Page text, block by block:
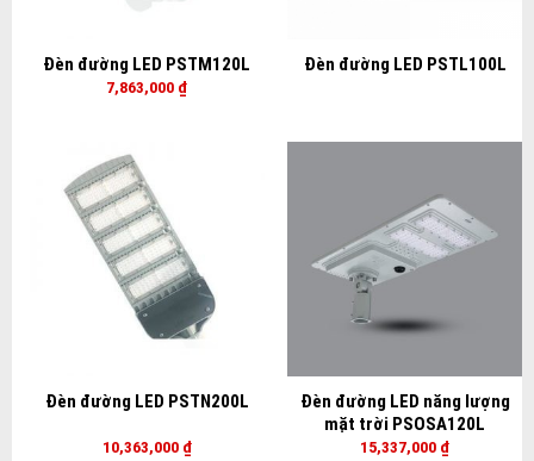
Đèn đường LED PSTM120L
7,863,000 ₫
Đèn đường LED PSTL100L
Đèn đường LED PSTN200L
10,363,000 ₫
Đèn đường LED năng lượng
mặt trời PSOSA120L
15,337,000 ₫